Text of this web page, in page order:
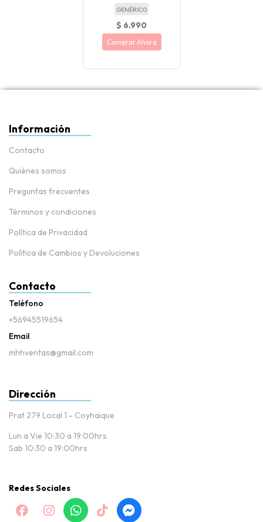
GENÉRICO
$ 6.990
Comprar Ahora
Información
Contacto
Quiénes somos
Preguntas frecuentes
Términos y condiciones
Política de Privacidad
Política de Cambios y Devoluciones
Contacto
Teléfono
+56945519654
Email
mhhventas@gmail.com
Dirección
Prat 279 Local 1 - Coyhaique
Lun a Vie 10:30 a 19:00hrs
Sab 10:30 a 19:00hrs
Redes Sociales